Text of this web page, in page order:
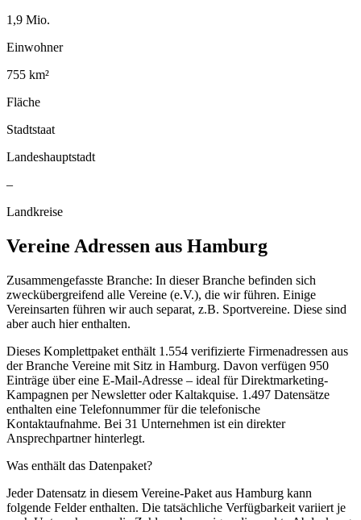
1,9 Mio.
Einwohner
755 km²
Fläche
Stadtstaat
Landeshauptstadt
–
Landkreise
Vereine Adressen aus Hamburg
Zusammengefasste Branche: In dieser Branche befinden sich
zweckübergreifend alle Vereine (e.V.), die wir führen. Einige
Vereinsarten führen wir auch separat, z.B. Sportvereine. Diese sind
aber auch hier enthalten.
Dieses Komplettpaket enthält 1.554 verifizierte Firmenadressen aus
der Branche Vereine mit Sitz in Hamburg. Davon verfügen 950
Einträge über eine E-Mail-Adresse – ideal für Direktmarketing-
Kampagnen per Newsletter oder Kaltakquise. 1.497 Datensätze
enthalten eine Telefonnummer für die telefonische
Kontaktaufnahme. Bei 31 Unternehmen ist ein direkter
Ansprechpartner hinterlegt.
Was enthält das Datenpaket?
Jeder Datensatz in diesem Vereine-Paket aus Hamburg kann
folgende Felder enthalten. Die tatsächliche Verfügbarkeit variiert je